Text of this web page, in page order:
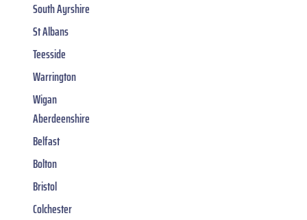
South Ayrshire
St Albans
Teesside
Warrington
Wigan
Aberdeenshire
Belfast
Bolton
Bristol
Colchester